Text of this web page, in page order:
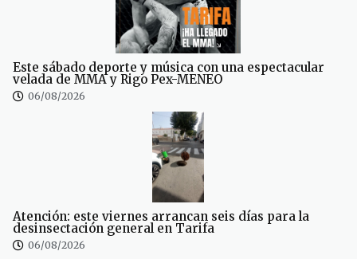
Este sábado deporte y música con una espectacular
velada de MMA y Rigo Pex-MENEO
06/08/2026
Atención: este viernes arrancan seis días para la
desinsectación general en Tarifa
06/08/2026